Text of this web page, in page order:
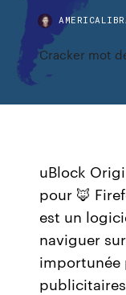
Cracker mot
uBlock
pour 🦊
est un
naviguer
importunée